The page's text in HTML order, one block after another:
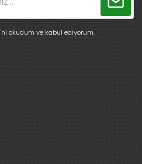
'ni okudum ve kabul ediyorum.